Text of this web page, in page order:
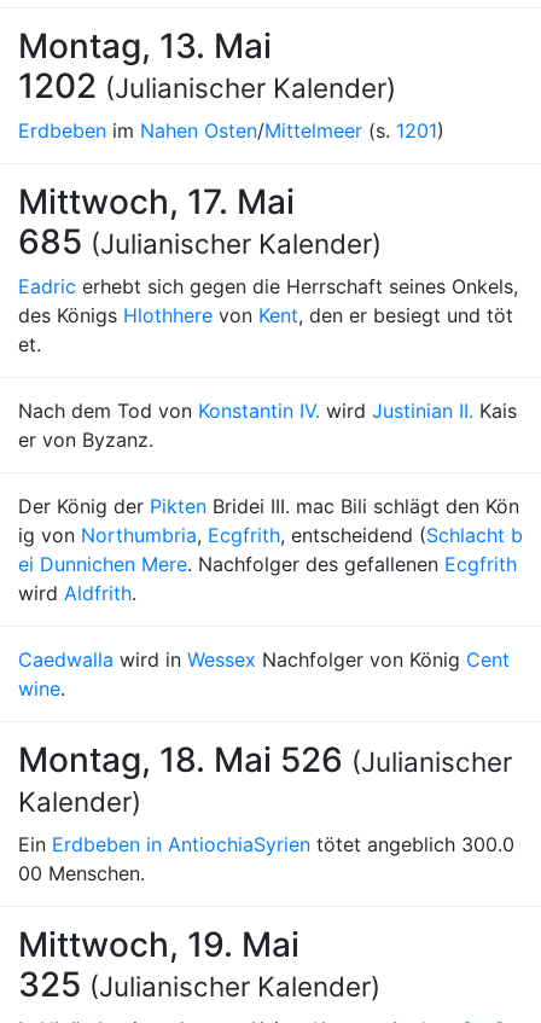
Montag, 13. Mai
1202 (Julianischer Kalender)
Erdbeben im Nahen Osten/Mittelmeer (s. 1201)
Mittwoch, 17. Mai
685 (Julianischer Kalender)
Eadric erhebt sich gegen die Herrschaft seines Onkels,
des Königs Hlothhere von Kent, den er besiegt und töt
et.
Nach dem Tod von Konstantin IV. wird Justinian II. Kais
er von Byzanz.
Der König der Pikten Bridei III. mac Bili schlägt den Kön
ig von Northumbria, Ecgfrith, entscheidend (Schlacht b
ei Dunnichen Mere. Nachfolger des gefallenen Ecgfrith
wird Aldfrith.
Caedwalla wird in Wessex Nachfolger von König Cent
wine.
Montag, 18. Mai 526 (Julianischer
Kalender)
Ein Erdbeben in AntiochiaSyrien tötet angeblich 300.0
00 Menschen.
Mittwoch, 19. Mai
325 (Julianischer Kalender)